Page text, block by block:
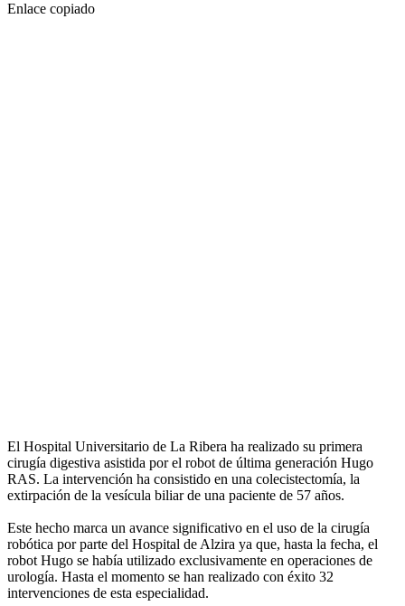
Enlace copiado
El Hospital Universitario de La Ribera ha realizado su primera
cirugía digestiva asistida por el robot de última generación Hugo
RAS. La intervención ha consistido en una colecistectomía, la
extirpación de la vesícula biliar de una paciente de 57 años.
Este hecho marca un avance significativo en el uso de la cirugía
robótica por parte del Hospital de Alzira ya que, hasta la fecha, el
robot Hugo se había utilizado exclusivamente en operaciones de
urología. Hasta el momento se han realizado con éxito 32
intervenciones de esta especialidad.